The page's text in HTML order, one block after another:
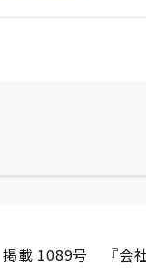
1089号 『会社